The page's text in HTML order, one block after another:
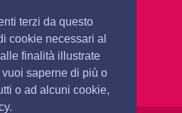
terzi da questo
cookie necessari al
finalità illustrate
saperne di più o
o ad alcuni cookie,